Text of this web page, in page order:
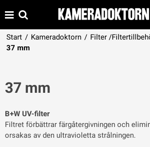
Start / Kameradoktorn / Filter /
37 mm
37 mm
B+W UV-filter
Filtret förbättrar färgåtergivningen och
orsakas av den ultravioletta strålningen.